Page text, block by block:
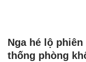
Nga hé lộ
thống phòng